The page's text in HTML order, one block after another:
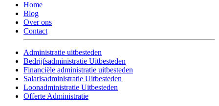
Home
Blog
Over ons
Contact
Administratie uitbesteden
Bedrijfsadministratie Uitbesteden
Financiële administratie uitbesteden
Salarisadministratie Uitbesteden
Loonadministratie Uitbesteden
Offerte Administratie